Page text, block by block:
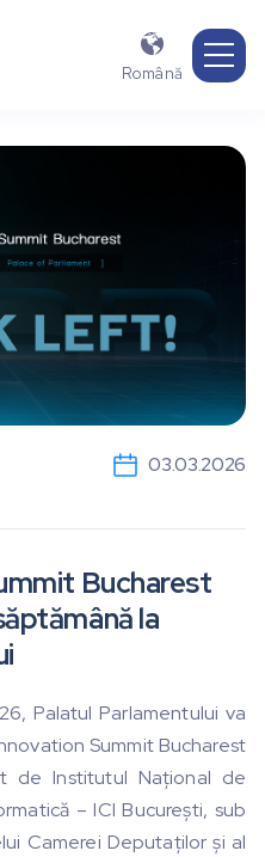

Română
03.03.2026
Bucharest
la
Palatul Parlamentului va
Summit Bucharest
de Institutul Național de
– ICI București, sub
Camerei Deputaților și al